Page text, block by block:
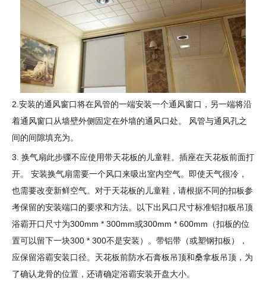
2.安装的通风窗口将在风管的一端安装一个通风窗口，另一端将沿
着通风窗口从墙壁外侧固定在外墙的通风口处。 风管与通风孔之
间的间隙填充为。
3. 换气扇此步骤不应使用带天花板的儿童鞋。插座在天花板前面打
开。 安装换气扇需要一个风口来吸出室内空气。即使天气很冷，
也需要改变新鲜空气。对于天花板的儿童鞋，请根据不同的扣板参
考保留的安装端口的要求和方法。以下出风口尺寸标准铝扣板吊顶
浴霸开口尺寸为300mm * 300mm或300mm * 600mm（扣板的位
置可以留下一块300 * 300不是安装）。带铝带（或塑钢扣板），
应保留浴霸安装口径。天花板前防水石膏板吊顶和桑拿板吊顶，为
了确认龙骨的位置，还请确定浴霸安装开盘大小。